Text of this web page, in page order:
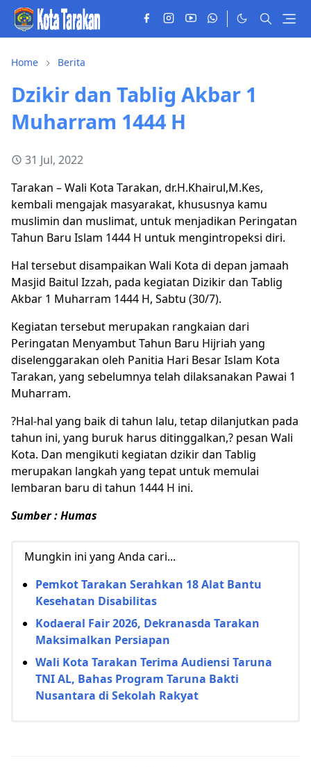
Home Berita
Dzikir dan Tablig Akbar 1
Muharram 1444 H
31 Jul, 2022
Tarakan – Wali Kota Tarakan, dr.H.Khairul,M.Kes,
kembali mengajak masyarakat, khususnya kamu
muslimin dan muslimat, untuk menjadikan Peringatan
Tahun Baru Islam 1444 H untuk mengintropeksi diri.
Hal tersebut disampaikan Wali Kota di depan jamaah
Masjid Baitul Izzah, pada kegiatan Dizikir dan Tablig
Akbar 1 Muharram 1444 H, Sabtu (30/7).
Kegiatan tersebut merupakan rangkaian dari
Peringatan Menyambut Tahun Baru Hijriah yang
diselenggarakan oleh Panitia Hari Besar Islam Kota
Tarakan, yang sebelumnya telah dilaksanakan Pawai 1
Muharram.
?Hal-hal yang baik di tahun lalu, tetap dilanjutkan pada
tahun ini, yang buruk harus ditinggalkan,? pesan Wali
Kota. Dan mengikuti kegiatan dzikir dan Tablig
merupakan langkah yang tepat untuk memulai
lembaran baru di tahun 1444 H ini.
Sumber : Humas
Mungkin ini yang Anda cari...
Pemkot Tarakan Serahkan 18 Alat Bantu
Kesehatan Disabilitas
Kodaeral Fair 2026, Dekranasda Tarakan
Maksimalkan Persiapan
Wali Kota Tarakan Terima Audiensi Taruna
TNI AL, Bahas Program Taruna Bakti
Nusantara di Sekolah Rakyat